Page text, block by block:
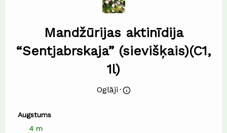
Mandžūrijas aktinīdija
“Sentjabrskaja” (sievišķais)(C1,
1l)
Oglāji ⋅
Augstums
4 m